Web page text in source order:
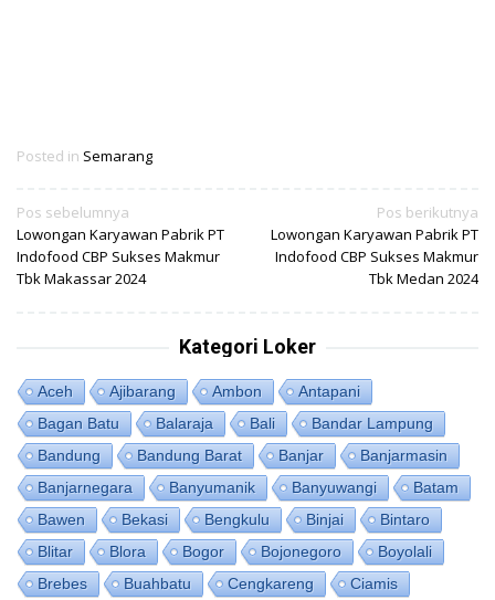
Posted in Semarang
Navigasi
pos
Pos sebelumnya
Lowongan Karyawan Pabrik PT
Indofood CBP Sukses Makmur
Tbk Makassar 2024
Pos berikutnya
Lowongan Karyawan Pabrik PT
Indofood CBP Sukses Makmur
Tbk Medan 2024
Kategori Loker
Aceh Ajibarang Ambon
Antapani
Bagan Batu
Balaraja Bali
Bandar Lampung
Bandung
Bandung Barat Banjar
Banjarmasin
Banjarnegara
Banyumanik Banyuwangi
Batam
Bawen
Bekasi Bengkulu Binjai
Bintaro
Blitar
Blora Bogor Bojonegoro
Boyolali
Brebes
Buahbatu Cengkareng
Ciamis